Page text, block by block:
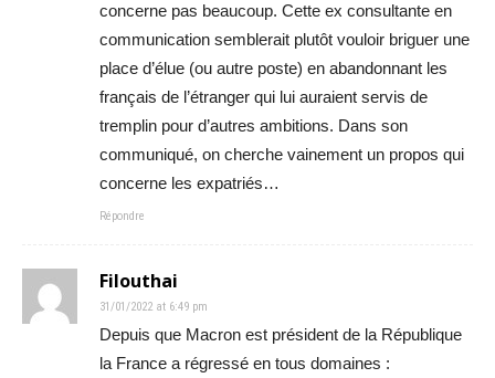
concerne pas beaucoup. Cette ex consultante en
communication semblerait plutôt vouloir briguer une
place d’élue (ou autre poste) en abandonnant les
français de l’étranger qui lui auraient servis de
tremplin pour d’autres ambitions. Dans son
communiqué, on cherche vainement un propos qui
concerne les expatriés…
Répondre
Filouthai
31/01/2022 at 6:49 pm
Depuis que Macron est président de la République
la France a régressé en tous domaines :